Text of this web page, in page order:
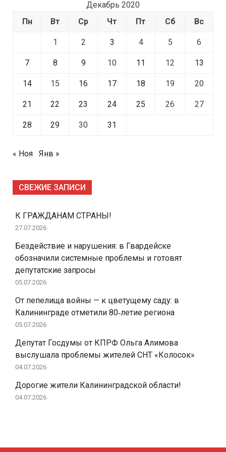
Декабрь 2020
Пн
Вт Ср Чт Пт Сб Вс
1 2 3 4 5 6
7 8 9 10 11 12 13
14 15 16 17 18 19 20
21 22 23 24 25 26 27
28 29 30 31
« Ноя Янв »
СВЕЖИЕ ЗАПИСИ
К ГРАЖДАНАМ СТРАНЫ!
27.07.2026
Бездействие и нарушения: в Гвардейске
обозначили системные проблемы и готовят
депутатские запросы
05.07.2026
От пепелища войны — к цветущему саду: в
Калининграде отметили 80‑летие региона
05.07.2026
Депутат Госдумы от КПРФ Ольга Алимова
выслушала проблемы жителей СНТ «Колосок»
04.07.2026
Дорогие жители Калининградской области!
04.07.2026